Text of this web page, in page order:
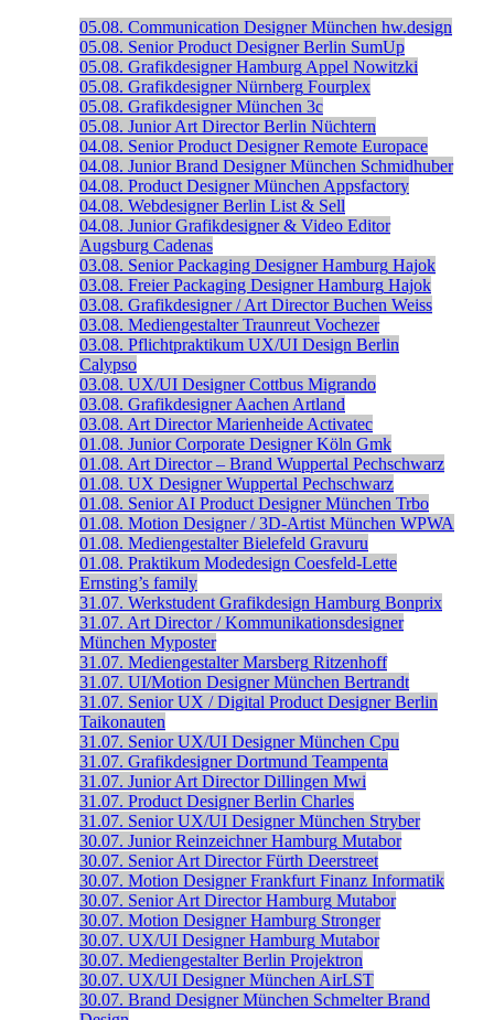
05.08. Communication Designer München hw.design
05.08. Senior Product Designer Berlin SumUp
05.08. Grafikdesigner Hamburg Appel Nowitzki
05.08. Grafikdesigner Nürnberg Fourplex
05.08. Grafikdesigner München 3c
05.08. Junior Art Director Berlin Nüchtern
04.08. Senior Product Designer Remote Europace
04.08. Junior Brand Designer München Schmidhuber
04.08. Product Designer München Appsfactory
04.08. Webdesigner Berlin List & Sell
04.08. Junior Grafikdesigner & Video Editor
Augsburg Cadenas
03.08. Senior Packaging Designer Hamburg Hajok
03.08. Freier Packaging Designer Hamburg Hajok
03.08. Grafikdesigner / Art Director Buchen Weiss
03.08. Mediengestalter Traunreut Vochezer
03.08. Pflichtpraktikum UX/UI Design Berlin
Calypso
03.08. UX/UI Designer Cottbus Migrando
03.08. Grafikdesigner Aachen Artland
03.08. Art Director Marienheide Activatec
01.08. Junior Corporate Designer Köln Gmk
01.08. Art Director – Brand Wuppertal Pechschwarz
01.08. UX Designer Wuppertal Pechschwarz
01.08. Senior AI Product Designer München Trbo
01.08. Motion Designer / 3D-Artist München WPWA
01.08. Mediengestalter Bielefeld Gravuru
01.08. Praktikum Modedesign Coesfeld-Lette
Ernsting’s family
31.07. Werkstudent Grafikdesign Hamburg Bonprix
31.07. Art Director / Kommunikationsdesigner
München Myposter
31.07. Mediengestalter Marsberg Ritzenhoff
31.07. UI/Motion Designer München Bertrandt
31.07. Senior UX / Digital Product Designer Berlin
Taikonauten
31.07. Senior UX/UI Designer München Cpu
31.07. Grafikdesigner Dortmund Teampenta
31.07. Junior Art Director Dillingen Mwi
31.07. Product Designer Berlin Charles
31.07. Senior UX/UI Designer München Stryber
30.07. Junior Reinzeichner Hamburg Mutabor
30.07. Senior Art Director Fürth Deerstreet
30.07. Motion Designer Frankfurt Finanz Informatik
30.07. Senior Art Director Hamburg Mutabor
30.07. Motion Designer Hamburg Stronger
30.07. UX/UI Designer Hamburg Mutabor
30.07. Mediengestalter Berlin Projektron
30.07. UX/UI Designer München AirLST
30.07. Brand Designer München Schmelter Brand